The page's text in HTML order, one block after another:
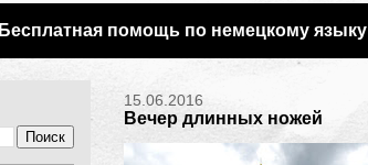
Бесплатная помощь по немецкому языку
15.06.2016
Вечер длинных ножей